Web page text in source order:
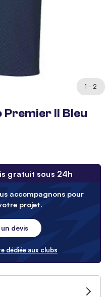
1 - 2
Premier II Bleu
gratuit sous 24h
accompagnons pour
projet.
devis
dédiée aux clubs